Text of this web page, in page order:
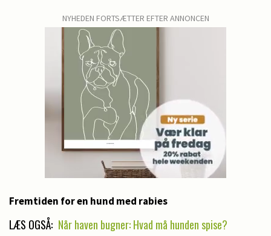
NYHEDEN FORTSÆTTER EFTER ANNONCEN
Fremtiden for en hund med rabies
LÆS OGSÅ: Når haven bugner: Hvad må hunden spise?